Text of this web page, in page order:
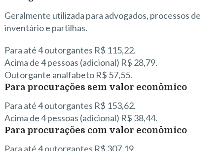
Geralmente utilizada para advogados, processos de
inventário e partilhas.
Para até 4 outorgantes R$ 115,22.
Acima de 4 pessoas (adicional) R$ 28,79.
Outorgante analfabeto R$ 57,55.
Para procurações sem valor econômico
Para até 4 outorgantes R$ 153,62.
Acima de 4 pessoas (adicional) R$ 38,44.
Para procurações com valor econômico
Para até 4 outorgantes R$ 307,19.